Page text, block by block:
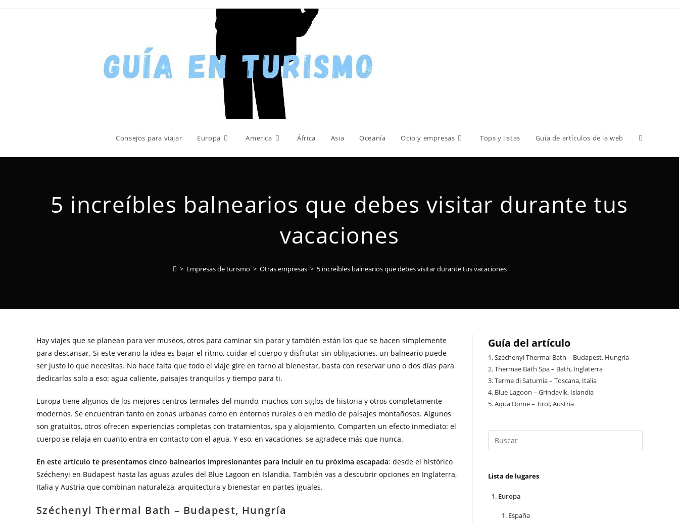
Consejos para viajar Europa America África Asia Oceanía Ocio y empresas Tops y listas Guía de artículos de la web
5 increíbles balnearios que debes visitar durante tus
vacaciones
> Empresas de turismo > Otras empresas > 5 increíbles balnearios que debes visitar durante tus vacaciones
Hay viajes que se planean para ver museos, otros para caminar sin parar y también están los que se hacen simplemente
para descansar. Si este verano la idea es bajar el ritmo, cuidar el cuerpo y disfrutar sin obligaciones, un balneario puede
ser justo lo que necesitas. No hace falta que todo el viaje gire en torno al bienestar, basta con reservar uno o dos días para
dedicarlos solo a eso: agua caliente, paisajes tranquilos y tiempo para ti.
Europa tiene algunos de los mejores centros termales del mundo, muchos con siglos de historia y otros completamente
modernos. Se encuentran tanto en zonas urbanas como en entornos rurales o en medio de paisajes montañosos. Algunos
son gratuitos, otros ofrecen experiencias completas con tratamientos, spa y alojamiento. Comparten un efecto inmediato: el
cuerpo se relaja en cuanto entra en contacto con el agua. Y eso, en vacaciones, se agradece más que nunca.
En este artículo te presentamos cinco balnearios impresionantes para incluir en tu próxima escapada: desde el histórico
Széchenyi en Budapest hasta las aguas azules del Blue Lagoon en Islandia. También vas a descubrir opciones en Inglaterra,
Italia y Austria que combinan naturaleza, arquitectura y bienestar en partes iguales.
Széchenyi Thermal Bath – Budapest, Hungría
Guía del artículo
1.Széchenyi Thermal Bath – Budapest, Hungría
2.Thermae Bath Spa – Bath, Inglaterra
3.Terme di Saturnia – Toscana, Italia
4. Blue Lagoon – Grindavík, Islandia
5.Aqua Dome – Tirol, Austria
Lista de lugares
Europa
España